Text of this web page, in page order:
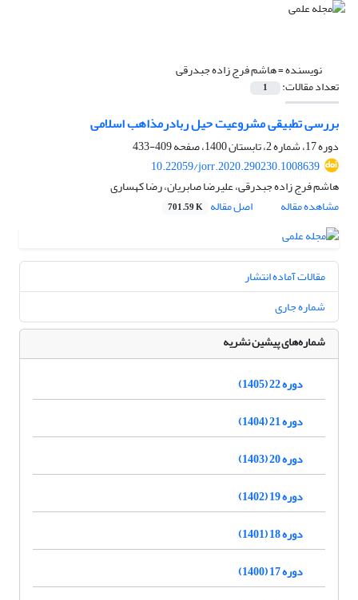
نویسنده =هاشم فرج زاده جبدرقی
تعداد مقالات: 1
بررسی تطبیقی مشروعیت حیل ربادرمذاهب اسلامی
دوره 17، شماره 2، تابستان 1400، صفحه
409-433
10.22059/jorr.2020.290230.1008639
هاشم فرج زاده جبدرقی، علیرضا صابریان، رضا کهساری
مشاهده مقاله
اصل مقاله 701.59 K
مقالات آماده انتشار
شماره جاری
شماره‌های پیشین نشریه
دوره 22 (1405)
دوره 21 (1404)
دوره 20 (1403)
دوره 19 (1402)
دوره 18 (1401)
دوره 17 (1400)